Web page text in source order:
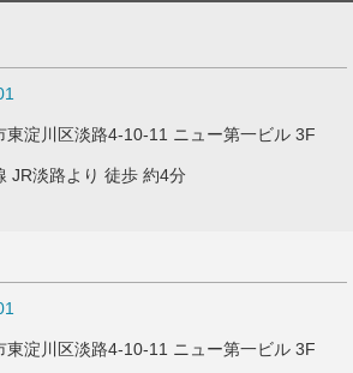
東淀川区淡路4-10-11 ニュー第一ビル 3F
JR淡路より 徒歩 約4分
東淀川区淡路4-10-11 ニュー第一ビル 3F